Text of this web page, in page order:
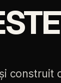
și construit